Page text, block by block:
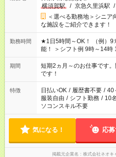
横須賀駅
/ 京急久里浜駅 /
＜選べる勤務地＞シニ
な施設をご紹介できます！
勤務時間
★1日5時間～OK！ （例）
能！ ＞シフト例 9時～14時
のご都合に合わせて勤務時
でお休みや時間の調整が必
い。
期間
短期2ヵ月～のお仕事です
です！
特徴 日払いOK / 履歴書不要 / 40
服装自由 / シフト勤務 / 10
ソコンスキル不要
気になる！ 応
掲載元企業名 株式会社ネオキ